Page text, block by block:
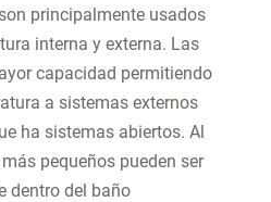
principalmente usados
interna y externa. Las
capacidad permitiendo
a sistemas externos
ha sistemas abiertos. Al
pequeños pueden ser
dentro del baño